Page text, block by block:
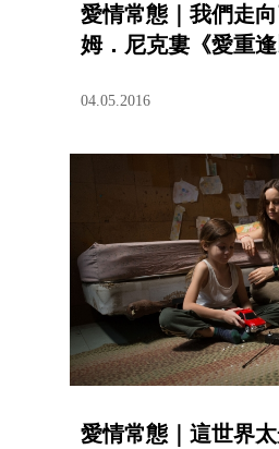
愛情常態｜我們走
姆．尼克婁《愛重逢
04.05.2016
愛情常態｜這世界